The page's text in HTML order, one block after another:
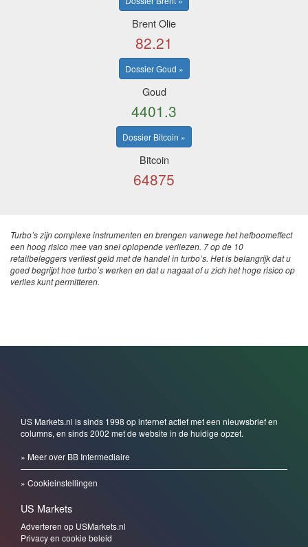
Brent Olie
82.21
Dossier Goud »
Goud
4401.3
Dossier Bitcoin »
Bitcoin
64875
Turbo’s zijn complexe instrumenten en brengen vanwege het hefboomeffect
een hoog risico mee van snel oplopende verliezen. 7 op de 10
retailbeleggers verliest geld met de handel in turbo’s. Het is belangrijk dat u
goed begrijpt hoe turbo’s werken en dat u nagaat of u zich het hoge risico op
verlies kunt permitteren.
US Markets.nl is sinds 1998 op internet actief met een nieuwsbrief en
columns, en sinds 2002 met de website in de huidige opzet.
» Meer over BB Intermediaire
» Cookieinstellingen
US Markets
Adverteren op USMarkets.nl
Privacy en cookie beleid